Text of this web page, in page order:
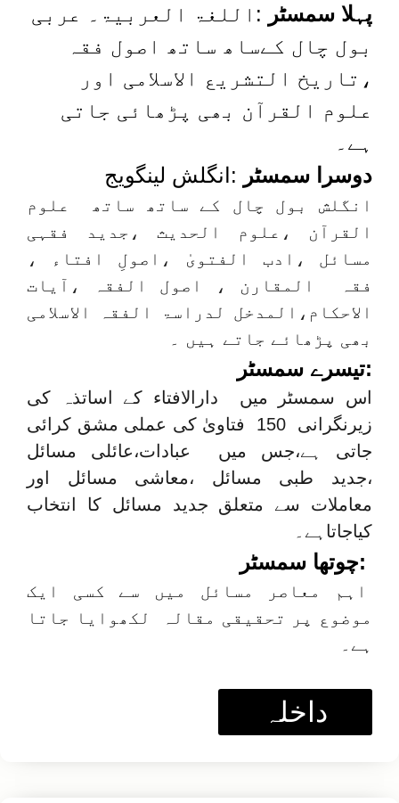
پہلا سمسٹر :اللغۃ العربیۃ۔ عربی
بول چال کےساھ ساتھ اصول فقہ
،تاریخ التشریع الاسلامی اور
علوم القرآن بھی پڑھائی جاتی
ہے۔
دوسرا سمسٹر :انگلش لینگویج
انگلش بول چال کے ساتھ ساتھ علوم
القرآن ،علوم الحدیث ،جدید فقہی
مسائل ،ادب الفتویٰ ،اصولِ افتاء ،
فقہ المقارن ، اصول الفقہ ،آیات
الاحکام،المدخل لدراسۃ الفقہ الاسلامی
بھی پڑھائے جاتے ہیں ۔
:تیسرے سمسٹر
اس سمسٹر میں دارالافتاء کے اساتذہ کی
زیرنگرانی 150 فتاویٰ کی عملی مشق کرائی
جاتی ہے،جس میں عبادات،عائلی مسائل
،جدید طبی مسائل ،معاشی مسائل اور
معاملات سے متعلق جدید مسائل کا انتخاب
کیاجاتاہے۔
:چوتھا سمسٹر
اہم معاصر مسائل میں سے کسی ایک
موضوع پر تحقیقی مقالہ لکھوایا جاتا
ہے۔
داخلہ